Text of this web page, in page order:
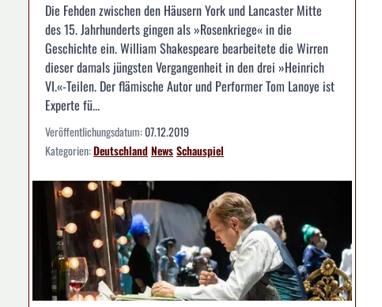
Die Fehden zwischen den Häusern York und Lancaster Mitte
des 15. Jahrhunderts gingen als »Rosenkriege« in die
Geschichte ein. William Shakespeare bearbeitete die Wirren
dieser damals jüngsten Vergangenheit in den drei »Heinrich
VI.«-Teilen. Der flämische Autor und Performer Tom Lanoye ist
Experte fü...
Veröffentlichungsdatum:07.12.2019
Kategorien:DeutschlandNewsSchauspiel